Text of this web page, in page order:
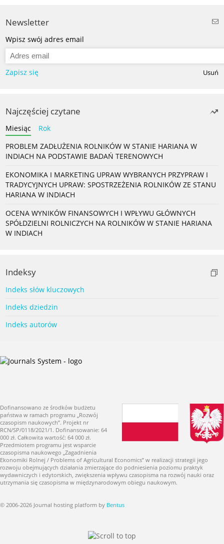
Newsletter
Wpisz swój adres email
Zapisz się Usuń
Najczęściej czytane
Miesiąc
Rok
PROBLEM ZADŁUŻENIA ROLNIKÓW W STANIE HARIANA W
INDIACH NA PODSTAWIE BADAŃ TERENOWYCH
EKONOMIKA I MARKETING UPRAW WYBRANYCH PRZYPRAW I
TRADYCYJNYCH UPRAW: SPOSTRZEŻENIA ROLNIKÓW ZE STANU
HARIANA W INDIACH
OCENA WYNIKÓW FINANSOWYCH I WPŁYWU GŁÓWNYCH
SPÓŁDZIELNI ROLNICZYCH NA ROLNIKÓW W STANIE HARIANA
W INDIACH
Indeksy
Indeks słów kluczowych
Indeks dziedzin
Indeks autorów
Dofinansowano ze środków budżetu
państwa w ramach programu „Rozwój
czasopism naukowych”. Projekt nr
RCN/SP/0118/2021/1. Dofinansowanie: 64
000 zł. Całkowita wartość: 64 000 zł.
Przedmiotem programu jest wsparcie
czasopisma naukowego „Zagadnienia
Ekonomiki Rolnej / Problems of Agricultural Economics” w realizacji strategii jego
rozwoju obejmujących działania zmierzające do podniesienia poziomu praktyk
wydawniczych i edytorskich, zwiększenia wpływu czasopisma na rozwój nauki oraz
utrzymania się czasopisma w międzynarodowym obiegu naukowym.
© 2006-2026 Journal hosting platform by Bentus